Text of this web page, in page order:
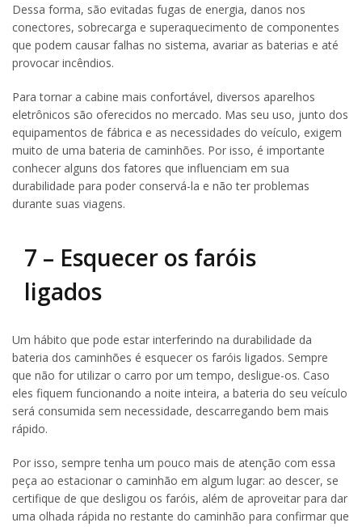
Dessa forma, são evitadas fugas de energia, danos nos
conectores, sobrecarga e superaquecimento de componentes
que podem causar falhas no sistema, avariar as baterias e até
provocar incêndios.
Para tornar a cabine mais confortável, diversos aparelhos
eletrônicos são oferecidos no mercado. Mas seu uso, junto dos
equipamentos de fábrica e as necessidades do veículo, exigem
muito de uma bateria de caminhões. Por isso, é importante
conhecer alguns dos fatores que influenciam em sua
durabilidade para poder conservá-la e não ter problemas
durante suas viagens.
7 – Esquecer os faróis
ligados
Um hábito que pode estar interferindo na durabilidade da
bateria dos caminhões é esquecer os faróis ligados. Sempre
que não for utilizar o carro por um tempo, desligue-os. Caso
eles fiquem funcionando a noite inteira, a bateria do seu veículo
será consumida sem necessidade, descarregando bem mais
rápido.
Por isso, sempre tenha um pouco mais de atenção com essa
peça ao estacionar o caminhão em algum lugar: ao descer, se
certifique de que desligou os faróis, além de aproveitar para dar
uma olhada rápida no restante do caminhão para confirmar que